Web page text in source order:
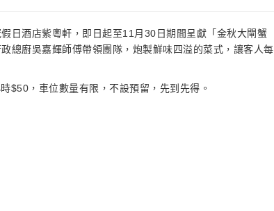
日酒店紫粵軒，即日起至11月30日期間呈獻「金秋大閘蟹
總廚吳嘉輝師傅帶領團隊，炮製鮮味四溢的菜式，讓客人每
$50，車位數量有限，不設預留，先到先得。